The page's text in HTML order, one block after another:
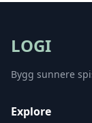
LOGI
Bygg sunnere
Explore